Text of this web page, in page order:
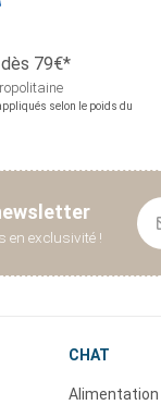
79€*
selon le poids du
en exclusivité !
CHAT
Alimentation